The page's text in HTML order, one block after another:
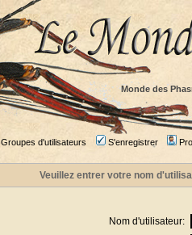
Monde des
Groupes d'utilisateurs S'enregistrer
Veuillez entrer votre nom
Nom d'utilisateur: